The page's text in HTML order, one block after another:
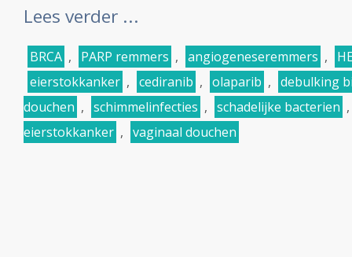
Lees verder ...
BRCA , PARP remmers , angiogeneseremmers ,
eierstokkanker , cediranib , olaparib , debulking
douchen , schimmelinfecties , schadelijke bacterien ,
eierstokkanker , vaginaal douchen